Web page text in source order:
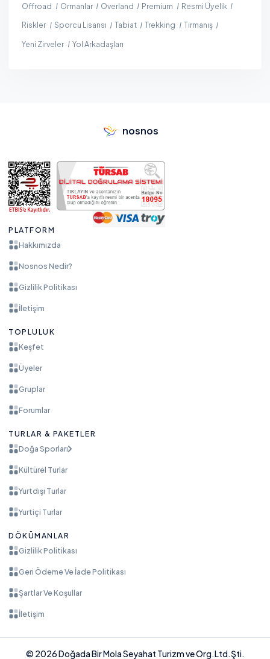
Offroad
Ormanlar Overland Premium
Resmi Üyelik
Riskler
Sporcu Lisansı Tabiat Trekking
Tırmanış
Yeni Zirveler
Yol Arkadaşları
nosnos
PLATFORM
Hakkımızda
Nosnos Nedir?
Gizlilik Politikası
İletişim
TOPLULUK
Keşfet
Üyeler
Gruplar
Forumlar
TURLAR & PAKETLER
Doğa Sporları
Kültürel Turlar
Yurtdışı Turlar
Yurtiçi Turlar
DÖKÜMANLAR
Gizlilik Politikası
Geri Ödeme Ve İade Politikası
Şartlar Ve Koşullar
İletişim
© 2026 Doğada Bir Mola Seyahat Turizm ve Org.Ltd.Şti.